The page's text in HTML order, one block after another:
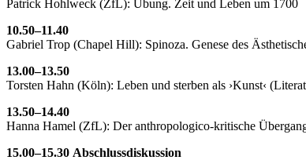
Patrick Hohlweck (ZfL): Übung. Zeit und Leben um 1700
10.50–11.40
Gabriel Trop (Chapel Hill): Spinoza. Genese des
13.00–13.50
Torsten Hahn (Köln): Leben und sterben als ›Kunst‹
13.50–14.40
Hanna Hamel (ZfL): Der anthropologico-kritische
15.00–15.30 Abschlussdiskussion